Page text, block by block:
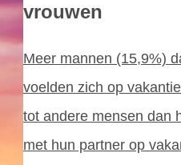
vrouwen
Meer mannen (15,9%)
voelden zich op
tot andere mensen dan
met hun partner op